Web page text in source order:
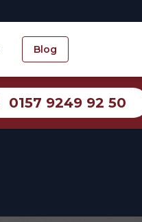
Blog
0157 9249 92 50